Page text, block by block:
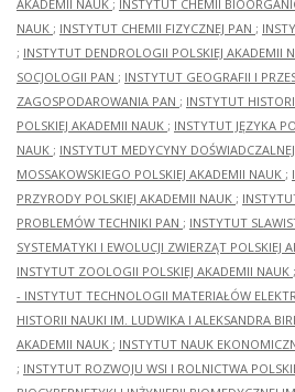
AKADEMII NAUK ; INSTYTUT CHEMII
NAUK ; INSTYTUT CHEMII FIZYCZNEJ PAN ;
; INSTYTUT DENDROLOGII POLSKIEJ AKADEMII
SOCJOLOGII PAN ; INSTYTUT GEOGRAFII I
ZAGOSPODAROWANIA PAN ; INSTYTUT
POLSKIEJ AKADEMII NAUK ; INSTYTUT JĘZYKA
NAUK ; INSTYTUT MEDYCYNY
MOSSAKOWSKIEGO POLSKIEJ AKADEMII NAUK ;
PRZYRODY POLSKIEJ AKADEMII NAUK ;
PROBLEMÓW TECHNIKI PAN ; INSTYTUT
SYSTEMATYKI I EWOLUCJI ZWIERZĄT POLSKIEJ
INSTYTUT ZOOLOGII POLSKIEJ AKADEMII NAUK ;
- INSTYTUT TECHNOLOGII MATERIAŁÓW
HISTORII NAUKI IM. LUDWIKA I ALEKSANDRA
AKADEMII NAUK ; INSTYTUT NAUK
; INSTYTUT ROZWOJU WSI I ROLNICTWA